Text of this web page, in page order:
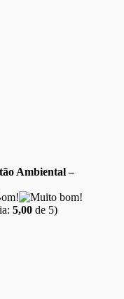
Ambiental –
5,00 de 5)